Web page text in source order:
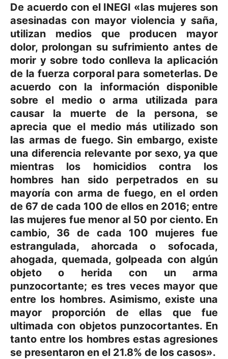
De acuerdo con el INEGI «las mujeres son
asesinadas con mayor violencia y saña,
utilizan medios que producen mayor
dolor, prolongan su sufrimiento antes de
morir y sobre todo conlleva la aplicación
de la fuerza corporal para someterlas. De
acuerdo con la información disponible
sobre el medio o arma utilizada para
causar la muerte de la persona, se
aprecia que el medio más utilizado son
las armas de fuego. Sin embargo, existe
una diferencia relevante por sexo, ya que
mientras los homicidios contra los
hombres han sido perpetrados en su
mayoría con arma de fuego, en el orden
de 67 de cada 100 de ellos en 2016; entre
las mujeres fue menor al 50 por ciento. En
cambio, 36 de cada 100 mujeres fue
estrangulada, ahorcada o sofocada,
ahogada, quemada, golpeada con algún
objeto o herida con un arma
punzocortante; es tres veces mayor que
entre los hombres. Asimismo, existe una
mayor proporción de ellas que fue
ultimada con objetos punzocortantes. En
tanto entre los hombres estas agresiones
se presentaron en el 21.8% de los casos».